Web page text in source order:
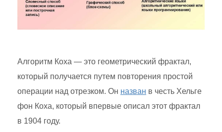
Алгоритм Коха — это геометрический фрактал,
который получается путем повторения простой
операции над отрезком. Он назван в честь Хельге
фон Коха, который впервые описал этот фрактал
в 1904 году.